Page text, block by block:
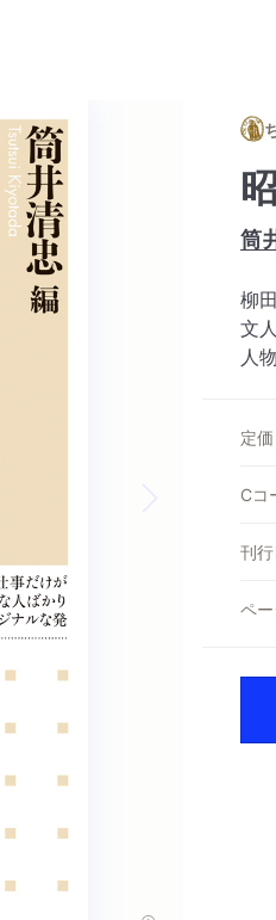
筒
柳
文
人
定価
Cコ
刊行
ペ